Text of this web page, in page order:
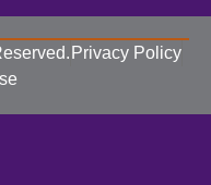
Privacy Policy